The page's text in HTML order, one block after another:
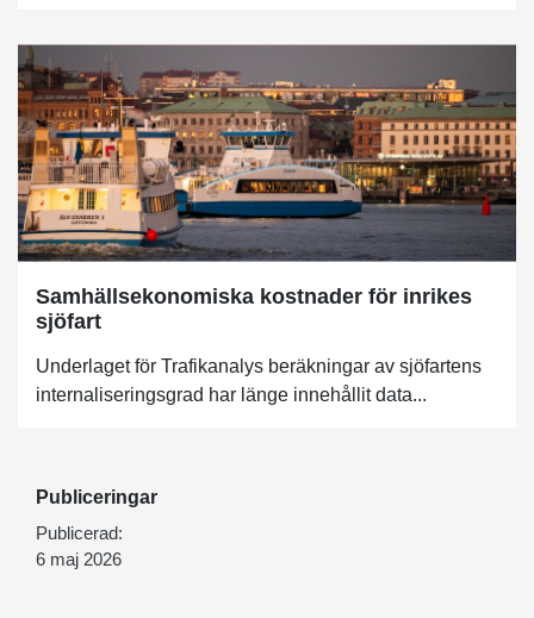
Samhällsekonomiska kostnader för inrikes
sjöfart
Underlaget för Trafikanalys beräkningar av sjöfartens
internaliseringsgrad har länge innehållit data...
Publiceringar
Publicerad:
6 maj 2026